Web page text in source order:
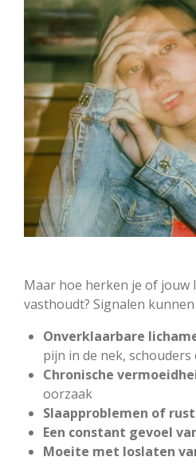
Maar hoe herken je of jouw
vasthoudt? Signalen kunnen
Onverklaarbare
pijn in de nek,
Chronische
oorzaak
Slaapproblemen of
Een constant gevoel
Moeite met loslaten